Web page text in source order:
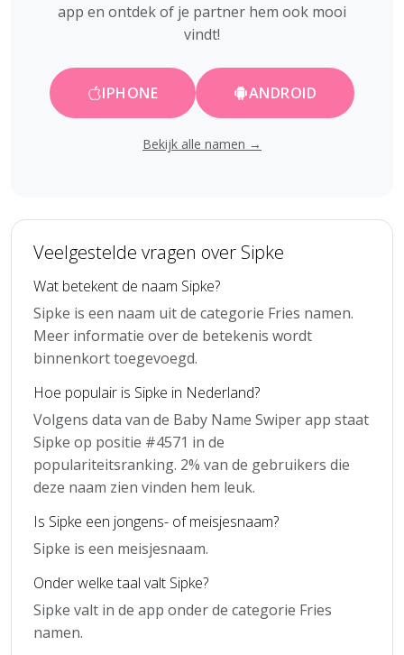
app en ontdek of je partner hem ook mooi
vindt!
IPHONE ANDROID
Bekijk alle namen →
Veelgestelde vragen over Sipke
Wat betekent de naam Sipke?
Sipke is een naam uit de categorie Fries namen.
Meer informatie over de betekenis wordt
binnenkort toegevoegd.
Hoe populair is Sipke in Nederland?
Volgens data van de Baby Name Swiper app staat
Sipke op positie #4571 in de
populariteitsranking. 2% van de gebruikers die
deze naam zien vinden hem leuk.
Is Sipke een jongens- of meisjesnaam?
Sipke is een meisjesnaam.
Onder welke taal valt Sipke?
Sipke valt in de app onder de categorie Fries
namen.